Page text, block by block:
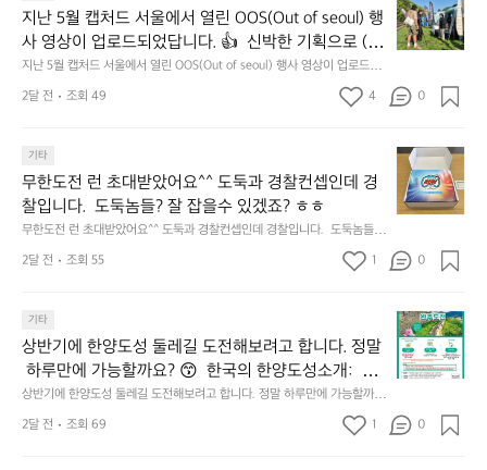
해
앞
다
모
회
기
가
막
고
4.
듬
곱
창
쏘
한
잔
𝗮
𝗻
𝗲
&
𝗶
𝗰
𝗼
𝗲
이
번
브
데
운
틴
기
선
드
점
심
시
이
자
주
애
는
지난 5월 캡처드 서울에서 열린 OOS(Out of seoul) 행
사 영상이 업로드되었답니다. 👍  신박한 기획으로 (당
신의 제품은 테무를 이길수 있습니까?) 부스 담당자들
을 인터뷰해봤습니다.  솔직한 이야기 가득한 영상으로
지난 5월 캡처드 서울에서 열린 OOS(Out of seoul) 행사 영상이 업로드되
었답니다. 👍  신박한 기획으로 (당신의 제품은 테무를 이길수 있습니까?)
부스 담당자들을 인터뷰해봤습니다.  솔직한 이야기 가득한 영상으로 만나
난
5
월
처
울
에
서
열
O
(O
u
o
s
2달 전 조회 49 4 0
기타
무한도전 런 초대받았어요^^ 도둑과 경찰컨셉인데 경
찰입니다.  도둑놈들? 잘 잡을수 있겠죠? ㅎㅎ
무한도전 런 초대받았어요^^ 도둑과 경찰컨셉인데 경찰입니다.  도둑놈들?
무
한
도
전
초
았
어
요
^
도
2달 전 조회 55 1 0
기타
상반기에 한양도성 둘레길 도전해보려고 합니다. 정말
하루만에 가능할까요? 😙  한국의 한양도성소개:  한
양의 수도성곽(Capital Fortifications of Hanyang)은
조선 왕조의 수도 한양을 방어하기 위해 축조된 대규
모 성곽군으로, 도성(한양도성), 입보성(북한산성), 연
상반기에 한양도성 둘레길 도전해보려고 합니다. 정말 하루만에 가능할까
요? 😙  한국의 한양도성소개:  한양의 수도성곽(Capital Fortifications of
Hanyang)은 조선 왕조의 수도 한양을 방어하기 위해 축조된 대규모 성곽
상
반
기
에
양
2달 전 조회 69 1 0